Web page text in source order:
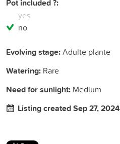
Pot included ?:
yes
no
Evolving stage:Adulte plante
Watering: Rare
Need for sunlight: Medium
Listing created Sep 27, 2024